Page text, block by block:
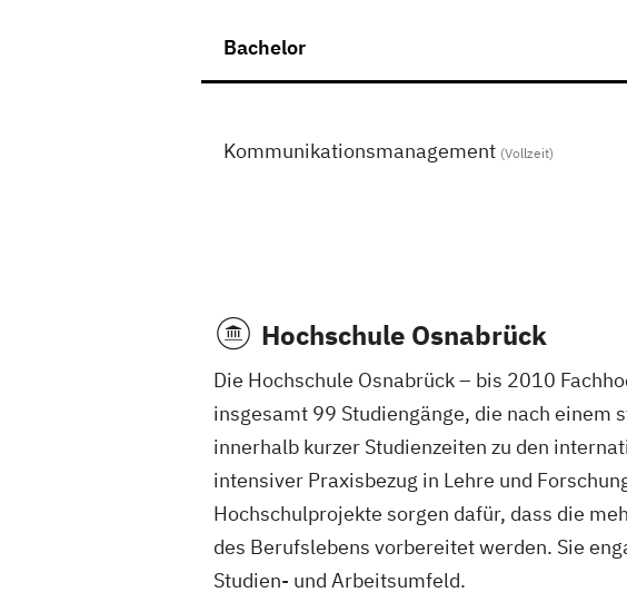
Bachelor
Kommunikationsmanagement (Vollzeit)
Hochschule Osnabrück
Die Hochschule Osnabrück – bis 2010
insgesamt 99 Studiengänge, die nach
innerhalb kurzer Studienzeiten zu den
intensiver Praxisbezug in Lehre und
Hochschulprojekte sorgen dafür, dass die
des Berufslebens vorbereitet werden. Sie
Studien- und Arbeitsumfeld.